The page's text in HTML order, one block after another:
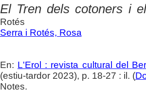
El Tren dels cotoners i
Rotés
Serra i Rotés, Rosa
En: L'Erol : revista cultural del
(estiu-tardor 2023), p. 18-27 : il. (
Notes.